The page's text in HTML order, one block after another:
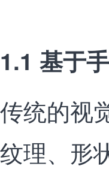
1.1 基于
传统的视
纹理、形